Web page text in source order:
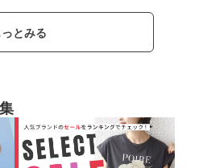
っとみる